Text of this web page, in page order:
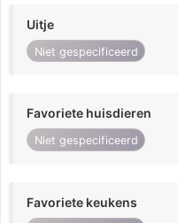
Uitje
Niet gespecificeerd
Favoriete huisdieren
Niet gespecificeerd
Favoriete keukens